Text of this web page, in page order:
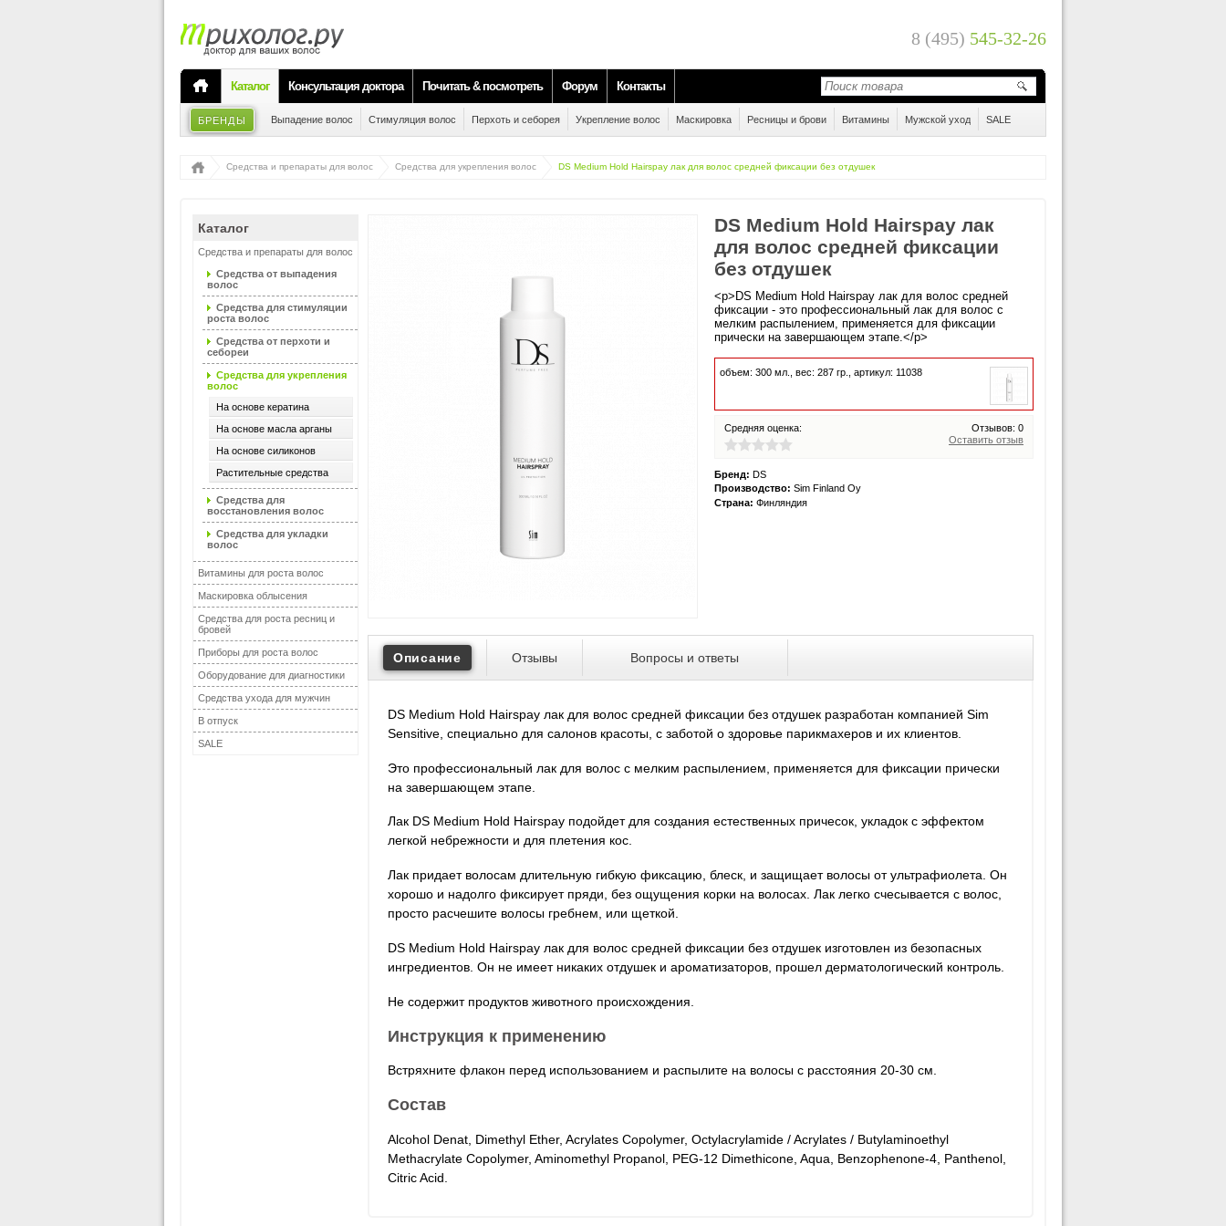
8 (495) 545-32-26
Каталог Консультация доктора Почитать & посмотреть Форум Контакты
БРЕНДЫ Выпадение волос Стимуляция волос Перхоть и себорея Укрепление волос Маскировка Ресницы и брови Витамины Мужской уход SALE
Средства и препараты для волос Средства для укрепления волос DS Medium Hold Hairspay лак для волос средней фиксации без отдушек
Каталог
Средства и препараты для волос
Средства от выпадения
волос
Средства для стимуляции
роста волос
Средства от перхоти и
себореи
Средства для укрепления
волос
На основе кератина
На основе масла арганы
На основе силиконов
Растительные средства
Средства для
восстановления волос
Средства для укладки
волос
Витамины для роста волос
Маскировка облысения
Средства для роста ресниц и
бровей
Приборы для роста волос
Оборудование для диагностики
Средства ухода для мужчин
В отпуск
SALE
DS Medium Hold Hairspay лак
для волос средней фиксации
без отдушек
<p>DS Medium Hold Hairspay лак для волос средней
фиксации - это профессиональный лак для волос с
мелким распылением, применяется для фиксации
прически на завершающем этапе.</p>
объем: 300 мл., вес: 287 гр., артикул: 11038
Отзывов: 0
Оставить отзыв
Средняя оценка:
Бренд: DS
Производство: Sim Finland Oy
Страна: Финляндия
Описание Отзывы Вопросы и ответы
DS Medium Hold Hairspay лак для волос средней фиксации без отдушек разработан компанией Sim
Sensitive, специально для салонов красоты, с заботой о здоровье парикмахеров и их клиентов.
Это профессиональный лак для волос с мелким распылением, применяется для фиксации прически
на завершающем этапе.
Лак DS Medium Hold Hairspay подойдет для создания естественных причесок, укладок с эффектом
легкой небрежности и для плетения кос.
Лак придает волосам длительную гибкую фиксацию, блеск, и защищает волосы от ультрафиолета. Он
хорошо и надолго фиксирует пряди, без ощущения корки на волосах. Лак легко счесывается с волос,
просто расчешите волосы гребнем, или щеткой.
DS Medium Hold Hairspay лак для волос средней фиксации без отдушек изготовлен из безопасных
ингредиентов. Он не имеет никаких отдушек и ароматизаторов, прошел дерматологический контроль.
Не содержит продуктов животного происхождения.
Инструкция к применению
Встряхните флакон перед использованием и распылите на волосы с расстояния 20-30 см.
Состав
Alcohol Denat, Dimethyl Ether, Acrylates Copolymer, Octylacrylamide / Acrylates / Butylaminoethyl
Methacrylate Copolymer, Aminomethyl Propanol, PEG-12 Dimethicone, Aqua, Benzophenone-4, Panthenol,
Citric Acid.